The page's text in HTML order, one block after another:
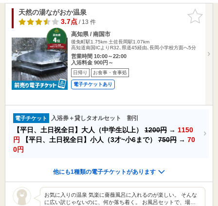
お気に入
りに追加
天然の湯ながおか温泉
3.7点/ 13 件
高知県 / 南国市
後免町駅1.75km 土佐長岡駅1.07km
高知道南国ICよりR32､県道45経由､長岡小学校方面へ5分
営業時間 10:00～22:00
入浴料金 900円～
日帰り お食事・食事処
電子チケットあり
電子チケット 入浴券＋貸しタオルセット 割引
【平日、土日祝全日】大人（中学生以上） 1200円 → 1150
円
【平日、土日祝全日】小人（3才~小6まで） 750円 → 70
0円
他にも1種類の電子チケットがあります
お気に入りの温泉 気楽に薔薇風呂に入れるのが楽しい。 そんな
に広い訳じゃないのに、何か落ち着く。 お風呂セットで、場…